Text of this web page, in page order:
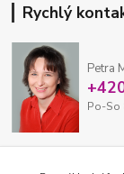
Rychlý
Petra
Po-So